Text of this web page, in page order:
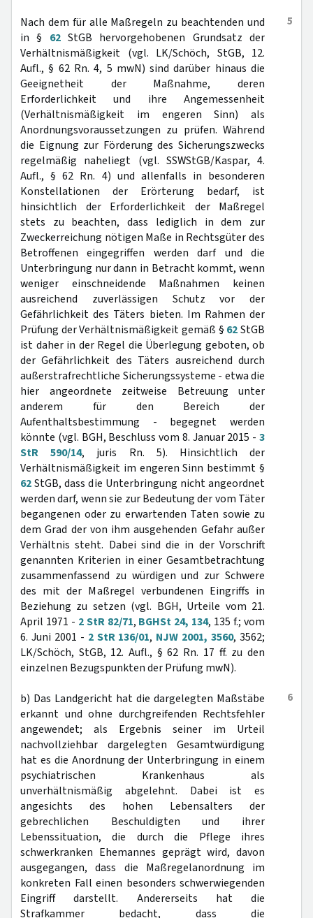
5
Nach dem für alle Maßregeln zu beachtenden und
in § 62StGB hervorgehobenen Grundsatz der
Verhältnismäßigkeit (vgl. LK/Schöch, StGB, 12.
Aufl., § 62 Rn. 4, 5 mwN) sind darüber hinaus die
Geeignetheit der Maßnahme, deren
Erforderlichkeit und ihre Angemessenheit
(Verhältnismäßigkeit im engeren Sinn) als
Anordnungsvoraussetzungen zu prüfen. Während
die Eignung zur Förderung des Sicherungszwecks
regelmäßig naheliegt (vgl. SSWStGB/Kaspar, 4.
Aufl., § 62 Rn. 4) und allenfalls in besonderen
Konstellationen der Erörterung bedarf, ist
hinsichtlich der Erforderlichkeit der Maßregel
stets zu beachten, dass lediglich in dem zur
Zweckerreichung nötigen Maße in Rechtsgüter des
Betroffenen eingegriffen werden darf und die
Unterbringung nur dann in Betracht kommt, wenn
weniger einschneidende Maßnahmen keinen
ausreichend zuverlässigen Schutz vor der
Gefährlichkeit des Täters bieten. Im Rahmen der
Prüfung der Verhältnismäßigkeit gemäß § 62StGB
ist daher in der Regel die Überlegung geboten, ob
der Gefährlichkeit des Täters ausreichend durch
außerstrafrechtliche Sicherungssysteme - etwa die
hier angeordnete zeitweise Betreuung unter
anderem für den Bereich der
Aufenthaltsbestimmung - begegnet werden
könnte (vgl. BGH, Beschluss vom 8. Januar 2015 - 3
StR 590/14, juris Rn. 5). Hinsichtlich der
Verhältnismäßigkeit im engeren Sinn bestimmt §
62StGB, dass die Unterbringung nicht angeordnet
werden darf, wenn sie zur Bedeutung der vom Täter
begangenen oder zu erwartenden Taten sowie zu
dem Grad der von ihm ausgehenden Gefahr außer
Verhältnis steht. Dabei sind die in der Vorschrift
genannten Kriterien in einer Gesamtbetrachtung
zusammenfassend zu würdigen und zur Schwere
des mit der Maßregel verbundenen Eingriffs in
Beziehung zu setzen (vgl. BGH, Urteile vom 21.
April 1971 - 2 StR 82/71, BGHSt 24, 134, 135 f.; vom
6. Juni 2001 - 2 StR 136/01, NJW 2001, 3560, 3562;
LK/Schöch, StGB, 12. Aufl., § 62 Rn. 17 ff. zu den
einzelnen Bezugspunkten der Prüfung mwN).
6
b) Das Landgericht hat die dargelegten Maßstäbe
erkannt und ohne durchgreifenden Rechtsfehler
angewendet; als Ergebnis seiner im Urteil
nachvollziehbar dargelegten Gesamtwürdigung
hat es die Anordnung der Unterbringung in einem
psychiatrischen Krankenhaus als
unverhältnismäßig abgelehnt. Dabei ist es
angesichts des hohen Lebensalters der
gebrechlichen Beschuldigten und ihrer
Lebenssituation, die durch die Pflege ihres
schwerkranken Ehemannes geprägt wird, davon
ausgegangen, dass die Maßregelanordnung im
konkreten Fall einen besonders schwerwiegenden
Eingriff darstellt. Andererseits hat die
Strafkammer bedacht, dass die